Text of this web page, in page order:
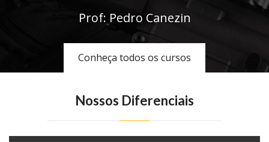
Prof: Pedro Canezin
Conheça todos os cursos
Nossos Diferenciais